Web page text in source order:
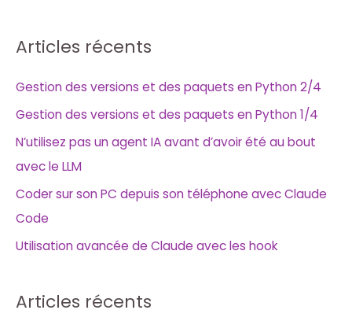
Articles récents
Gestion des versions et des paquets en Python 2/4
Gestion des versions et des paquets en Python 1/4
N’utilisez pas un agent IA avant d’avoir été au bout
avec le LLM
Coder sur son PC depuis son téléphone avec Claude
Code
Utilisation avancée de Claude avec les hook
Articles récents